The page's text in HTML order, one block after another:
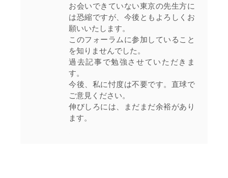
お会いできていない東京の先生方に
は恐縮ですが、今後ともよろしくお
願いいたします。
このフォーラムに参加していること
を知りませんでした。
過去記事で勉強させていただきま
す。
今後、私に忖度は不要です。直球で
ご意見ください。
伸びしろには、まだまだ余裕があり
ます。